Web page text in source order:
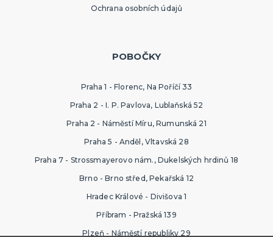
Ochrana osobních údajů
POBOČKY
Praha 1 - Florenc, Na Poříčí 33
Praha 2 - I. P. Pavlova, Lublaňská 52
Praha 2 - Náměstí Míru, Rumunská 21
Praha 5 - Anděl, Vltavská 28
Praha 7 - Strossmayerovo nám., Dukelských hrdinů 18
Brno - Brno střed, Pekařská 12
Hradec Králové - Divišova 1
Příbram - Pražská 139
Plzeň - Náměstí republiky 29